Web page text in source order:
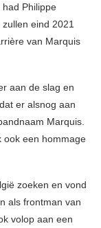
Philippe
eind 2021
van Marquis
aan de slag en
er alsnog aan
Marquis.
ook een hommage
zoeken en vond
als frontman van
volop aan een